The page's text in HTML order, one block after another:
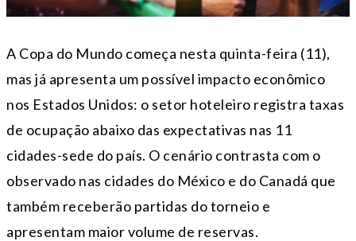
A Copa do Mundo começa nesta quinta-feira (11),
mas já apresenta um possível impacto econômico
nos Estados Unidos: o setor hoteleiro registra taxas
de ocupação abaixo das expectativas nas 11
cidades-sede do país. O cenário contrasta com o
observado nas cidades do México e do Canadá que
também receberão partidas do torneio e
apresentam maior volume de reservas.